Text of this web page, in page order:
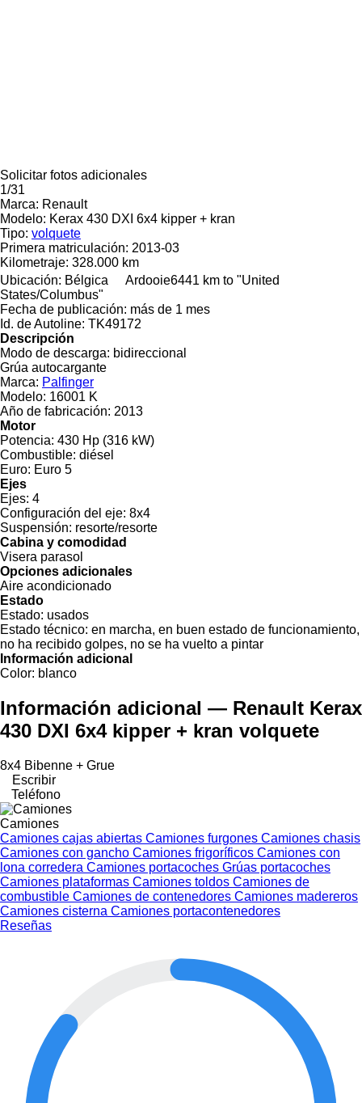
Solicitar fotos adicionales
1/31
Marca: Renault
Modelo: Kerax 430 DXI 6x4 kipper + kran
Tipo: volquete
Primera matriculación: 2013-03
Kilometraje: 328.000 km
Ubicación: Bélgica Ardooie6441 km to "United
States/Columbus"
Fecha de publicación: más de 1 mes
Id. de Autoline: TK49172
Descripción
Modo de descarga: bidireccional
Grúa autocargante
Marca: Palfinger
Modelo: 16001 K
Año de fabricación: 2013
Motor
Potencia: 430 Hp (316 kW)
Combustible: diésel
Euro: Euro 5
Ejes
Ejes: 4
Configuración del eje: 8x4
Suspensión: resorte/resorte
Cabina y comodidad
Visera parasol
Opciones adicionales
Aire acondicionado
Estado
Estado: usados
Estado técnico: en marcha, en buen estado de funcionamiento,
no ha recibido golpes, no se ha vuelto a pintar
Información adicional
Color: blanco
Información adicional — Renault Kerax
430 DXI 6x4 kipper + kran volquete
8x4 Bibenne + Grue
Escribir
Teléfono
Camiones
Camiones cajas abiertas Camiones furgones Camiones chasis
Camiones con gancho Camiones frigoríficos Camiones con
lona corredera Camiones portacoches Grúas portacoches
Camiones plataformas Camiones toldos Camiones de
combustible Camiones de contenedores Camiones madereros
Camiones cisterna Camiones portacontenedores
Reseñas